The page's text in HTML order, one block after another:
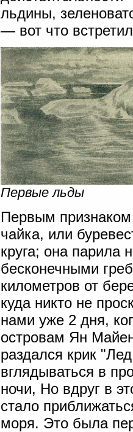
льдины,
— вот что
Первые льды
Первым признаком
чайка, или
круга; она парила
бесконечными
километров от
куда никто не
нами уже 2 дня,
островам Ян
раздался крик
вглядываться в
ночи, Но вдруг в
стало
моря. Это была